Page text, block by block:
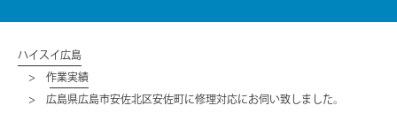
ハイスイ広島
作業実績
広島県広島市安佐北区安佐町に修理対応にお伺い致しました。